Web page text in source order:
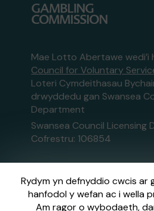
Rydym yn defnyddio cwcis ar
hanfodol y wefan ac i wella
Am ragor o wybodaeth,
Mae Lotto Abertawe wedi’i
Council for Voluntary
Loteri Cymdeithasau
drwyddedu gan Swansea
Department
Swansea Council Licensing
Cofrestru: 106854
Gweinyddir y wefan hon